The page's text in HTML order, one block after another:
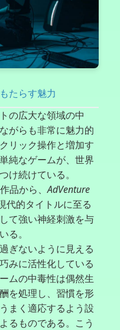
たらす魅力
の広大な領域の中
がらも非常に魅力的
リック操作と増加す
純なゲームが、世界
け続けている。
品から、AdVenture
代的タイトルに至る
て強い神経刺激を与
る。
ぎないように見える
みに活性化している
ムの中毒性は偶然生
を処理し、習慣を形
まく適応するよう設
るものである。こう